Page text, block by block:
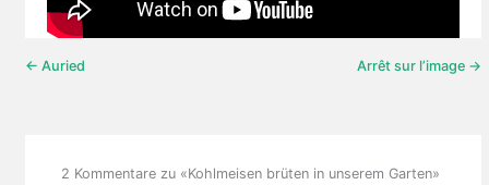
← Auried Arrêt sur l’image →
2 Kommentare zu «Kohlmeisen brüten in unserem Garten»